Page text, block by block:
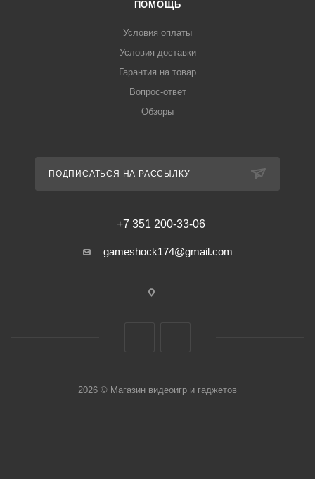
ПОМОЩЬ
Условия оплаты
Условия доставки
Гарантия на товар
Вопрос-ответ
Обзоры
ПОДПИСАТЬСЯ НА РАССЫЛКУ
+7 351 200-33-06
gameshock174@gmail.com
2026 © Магазин видеоигр и гаджетов